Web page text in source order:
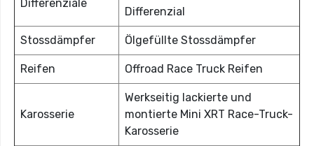
Differenziale
Differenzial
Stossdämpfer Ölgefüllte Stossdämpfer
Reifen Offroad Race Truck Reifen
Karosserie
Werkseitig lackierte und
montierte Mini XRT Race-Truck-
Karosserie